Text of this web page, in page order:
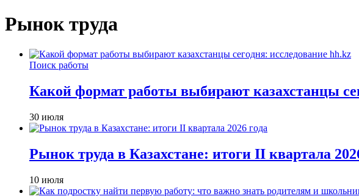
Рынок труда
Поиск работы
Какой формат работы выбирают казахстанцы
30 июля
Рынок труда в Казахстане: итоги II квартала
10 июля